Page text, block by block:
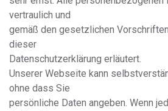
vertraulich und
gemäß den gesetzlichen
dieser
Datenschutzerklärung erläutert.
Unserer Webseite kann
ohne dass Sie
persönliche Daten angeben. Wenn